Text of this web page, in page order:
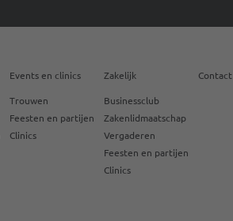
Events en clinics
Trouwen
Feesten en partijen
Clinics
Zakelijk
Businessclub
Zakenlidmaatschap
Vergaderen
Feesten en partijen
Clinics
Contact